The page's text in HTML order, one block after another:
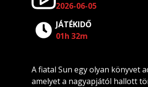
2026-06-05
JÁTÉKIDŐ
01h 32m
A fiatal Sun egy olyan könyvet
amelyet a nagyapjától hallott